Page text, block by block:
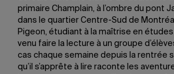
primaire Champlain, à l’ombre du pont
dans le quartier Centre-Sud de
Pigeon, étudiant à la maîtrise en
venu faire la lecture à un groupe
cas chaque semaine depuis la rentrée
qu’il s’apprête à lire raconte les